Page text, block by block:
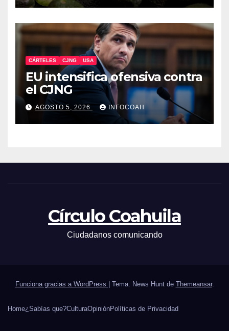
CÁRTELES CJNG USA
EU intensifica ofensiva contra
el CJNG
AGOSTO 5, 2026 INFOCOAH
Círculo Coahuila
Ciudadanos comunicando
Funciona gracias a WordPress Tema: News Hunt de Themeansar.
Home¿Sabías que?CulturaOpiniónPolíticas de Privacidad